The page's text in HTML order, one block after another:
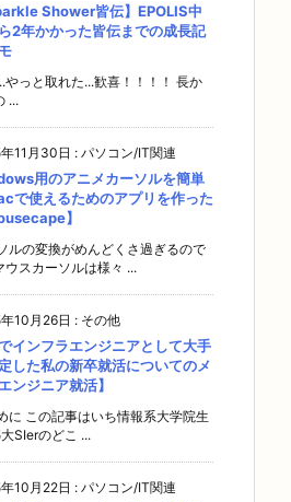
Shower皆伝】EPOLIS中
2年かかった皆伝までの成長記
やっと取れた...歓喜！！！！ 長か
...
11月30日 : パソコン/IT関連
用のアニメカーソルを簡単
で使えるためのアプリを作った
】
ルの変換がめんどくさ過ぎるので
スカーソルは様々 ...
10月26日 : その他
インフラエンジニアとして大手
した私の新卒就活についてのメ
ンジニア就活】
に この記事はいち情報系大学院生
SIerのどこ ...
10月22日 : パソコン/IT関連